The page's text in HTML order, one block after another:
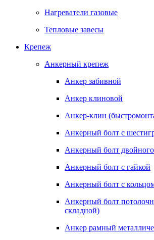
Нагреватели газовые
Тепловые завесы
Крепеж
Анкерный крепеж
Анкер забивной
Анкер клиновой
Анкер-клин
Анкерный болт с
Анкерный болт
Анкерный болт с гайкой
Анкерный болт с
Анкерный болт
складной)
Анкер рамный